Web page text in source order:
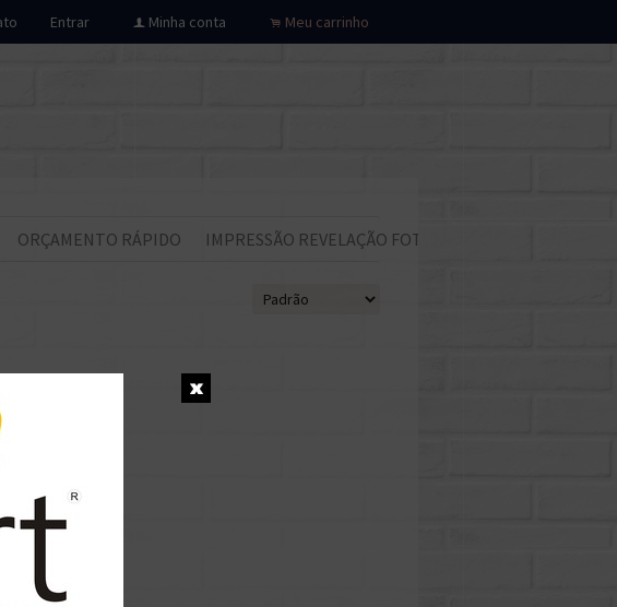
Entrar f Minha conta . Meu carrinho
ORÇAMENTO RÁPIDO IMPRESSÃO REVELAÇÃO FOTOS